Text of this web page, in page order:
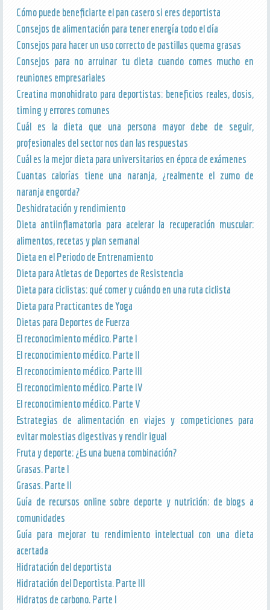
Cómo puede beneficiarte el pan casero si eres deportista
Consejos de alimentación para tener energía todo el día
Consejos para hacer un uso correcto de pastillas quema grasas
Consejos para no arruinar tu dieta cuando comes mucho en
reuniones empresariales
Creatina monohidrato para deportistas: beneficios reales, dosis,
timing y errores comunes
Cuál es la dieta que una persona mayor debe de seguir,
profesionales del sector nos dan las respuestas
Cuál es la mejor dieta para universitarios en época de exámenes
Cuantas calorías tiene una naranja, ¿realmente el zumo de
naranja engorda?
Deshidratación y rendimiento
Dieta antiinflamatoria para acelerar la recuperación muscular:
alimentos, recetas y plan semanal
Dieta en el Periodo de Entrenamiento
Dieta para Atletas de Deportes de Resistencia
Dieta para ciclistas: qué comer y cuándo en una ruta ciclista
Dieta para Practicantes de Yoga
Dietas para Deportes de Fuerza
El reconocimiento médico. Parte I
El reconocimiento médico. Parte II
El reconocimiento médico. Parte III
El reconocimiento médico. Parte IV
El reconocimiento médico. Parte V
Estrategias de alimentación en viajes y competiciones para
evitar molestias digestivas y rendir igual
Fruta y deporte: ¿Es una buena combinación?
Grasas. Parte I
Grasas. Parte II
Guía de recursos online sobre deporte y nutrición: de blogs a
comunidades
Guía para mejorar tu rendimiento intelectual con una dieta
acertada
Hidratación del deportista
Hidratación del Deportista. Parte III
Hidratos de carbono. Parte I